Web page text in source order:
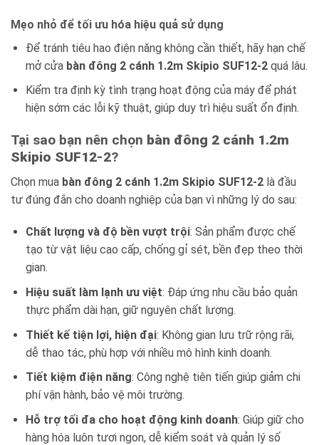
Mẹo nhỏ để tối ưu hóa hiệu quả sử dụng
Để tránh tiêu hao điện năng không cần thiết, hãy hạn chế
mở cửa bàn đông 2 cánh 1.2m Skipio SUF12-2quá lâu.
Kiểm tra định kỳ tình trạng hoạt động của máy để phát
hiện sớm các lỗi kỹ thuật, giúp duy trì hiệu suất ổn định.
Tại sao bạn nên chọn bàn đông 2 cánh 1.2m
Skipio SUF12-2?
Chọn mua bàn đông 2 cánh 1.2m Skipio SUF12-2 là đầu
tư đúng đắn cho doanh nghiệp của bạn vì những lý do sau:
Chất lượng và độ bền vượt trội: Sản phẩm được chế
tạo từ vật liệu cao cấp, chống gỉ sét, bền đẹp theo thời
gian.
Hiệu suất làm lạnh ưu việt: Đáp ứng nhu cầu bảo quản
thực phẩm dài hạn, giữ nguyên chất lượng.
Thiết kế tiện lợi, hiện đại: Không gian lưu trữ rộng rãi,
dễ thao tác, phù hợp với nhiều mô hình kinh doanh.
Tiết kiệm điện năng: Công nghệ tiên tiến giúp giảm chi
phí vận hành, bảo vệ môi trường.
Hỗ trợ tối đa cho hoạt động kinh doanh: Giúp giữ cho
hàng hóa luôn tươi ngon, dễ kiểm soát và quản lý số